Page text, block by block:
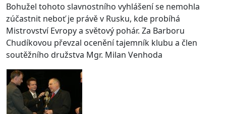
Bohužel tohoto slavnostního vyhlášení se nemohla
zúčastnit neboť je právě v Rusku, kde probíhá
Mistrovství Evropy a světový pohár. Za Barboru
Chudíkovou převzal ocenění tajemník klubu a člen
soutěžního družstva Mgr. Milan Venhoda